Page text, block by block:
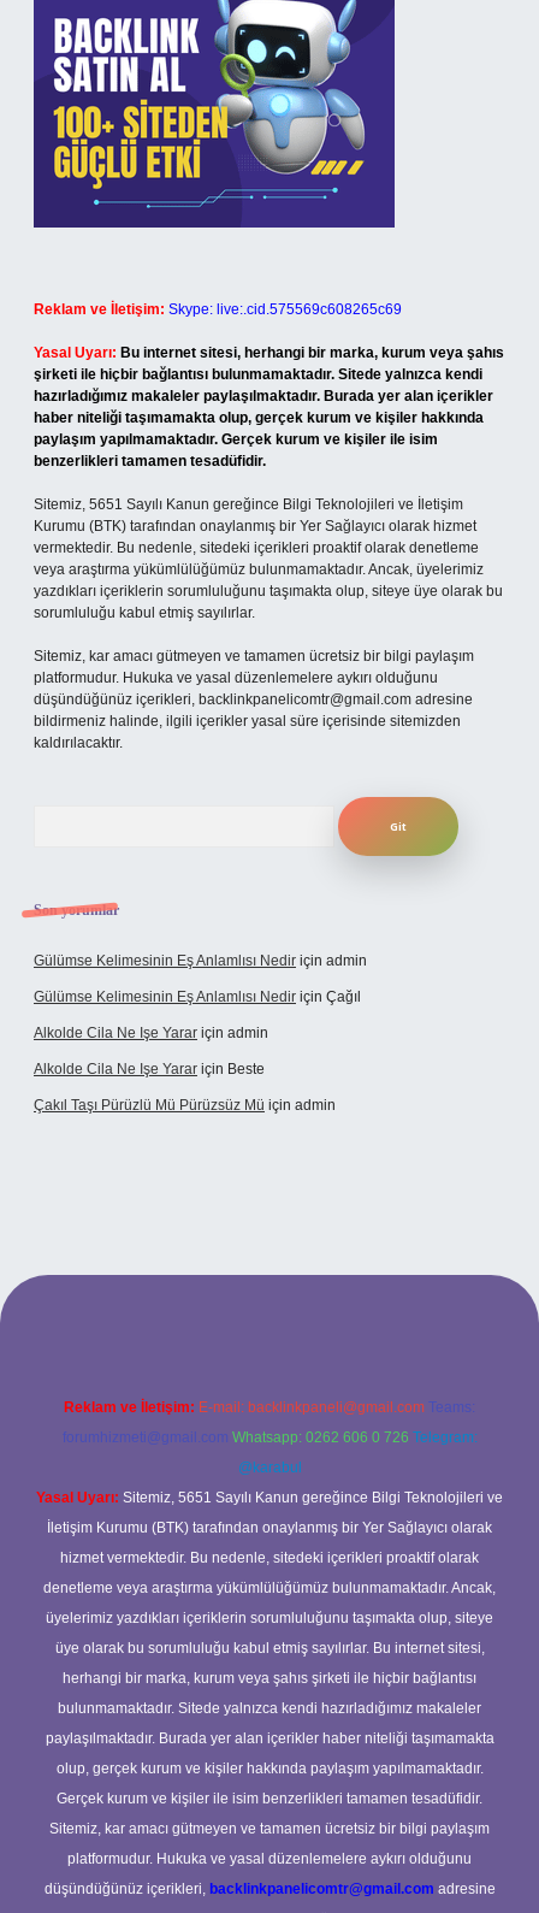
Reklam ve İletişim: Skype: live:.cid.575569c608265c69
Yasal Uyarı: Bu internet sitesi, herhangi bir marka, kurum veya şahıs
şirketi ile hiçbir bağlantısı bulunmamaktadır. Sitede yalnızca kendi
hazırladığımız makaleler paylaşılmaktadır. Burada yer alan içerikler
haber niteliği taşımamakta olup, gerçek kurum ve kişiler hakkında
paylaşım yapılmamaktadır. Gerçek kurum ve kişiler ile isim
benzerlikleri tamamen tesadüfidir.
Sitemiz, 5651 Sayılı Kanun gereğince Bilgi Teknolojileri ve İletişim
Kurumu (BTK) tarafından onaylanmış bir Yer Sağlayıcı olarak hizmet
vermektedir. Bu nedenle, sitedeki içerikleri proaktif olarak denetleme
veya araştırma yükümlülüğümüz bulunmamaktadır. Ancak, üyelerimiz
yazdıkları içeriklerin sorumluluğunu taşımakta olup, siteye üye olarak bu
sorumluluğu kabul etmiş sayılırlar.
Sitemiz, kar amacı gütmeyen ve tamamen ücretsiz bir bilgi paylaşım
platformudur. Hukuka ve yasal düzenlemelere aykırı olduğunu
düşündüğünüz içerikleri, backlinkpanelicomtr@gmail.com adresine
bildirmeniz halinde, ilgili içerikler yasal süre içerisinde sitemizden
kaldırılacaktır.
Son yorumlar
Gülümse Kelimesinin Eş Anlamlısı Nedir için admin
Gülümse Kelimesinin Eş Anlamlısı Nedir için Çağıl
Alkolde Cila Ne Işe Yarar için admin
Alkolde Cila Ne Işe Yarar için Beste
Çakıl Taşı Pürüzlü Mü Pürüzsüz Mü için admin
Reklam ve İletişim: E-mail: backlinkpaneli@gmail.com Teams:
forumhizmeti@gmail.com Whatsapp: 0262 606 0 726 Telegram:
@karabul
Yasal Uyarı: Sitemiz, 5651 Sayılı Kanun gereğince Bilgi Teknolojileri ve
İletişim Kurumu (BTK) tarafından onaylanmış bir Yer Sağlayıcı olarak
hizmet vermektedir. Bu nedenle, sitedeki içerikleri proaktif olarak
denetleme veya araştırma yükümlülüğümüz bulunmamaktadır. Ancak,
üyelerimiz yazdıkları içeriklerin sorumluluğunu taşımakta olup, siteye
üye olarak bu sorumluluğu kabul etmiş sayılırlar. Bu internet sitesi,
herhangi bir marka, kurum veya şahıs şirketi ile hiçbir bağlantısı
bulunmamaktadır. Sitede yalnızca kendi hazırladığımız makaleler
paylaşılmaktadır. Burada yer alan içerikler haber niteliği taşımamakta
olup, gerçek kurum ve kişiler hakkında paylaşım yapılmamaktadır.
Gerçek kurum ve kişiler ile isim benzerlikleri tamamen tesadüfidir.
Sitemiz, kar amacı gütmeyen ve tamamen ücretsiz bir bilgi paylaşım
platformudur. Hukuka ve yasal düzenlemelere aykırı olduğunu
düşündüğünüz içerikleri, backlinkpanelicomtr@gmail.com adresine